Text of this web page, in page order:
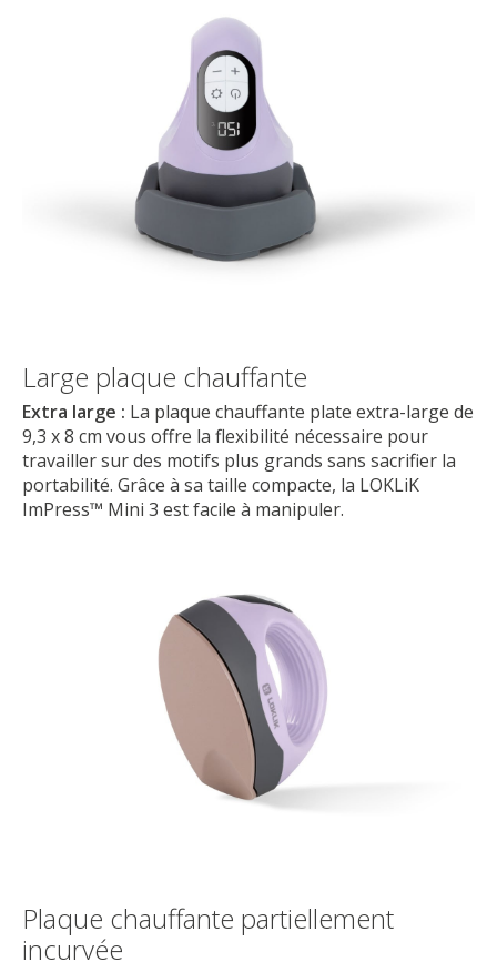
Large plaque chauffante
Extra large : La plaque chauffante plate extra-large de
9,3 x 8 cm vous offre la flexibilité nécessaire pour
travailler sur des motifs plus grands sans sacrifier la
portabilité. Grâce à sa taille compacte, la LOKLiK
ImPress™ Mini 3 est facile à manipuler.
Plaque chauffante partiellement
incurvée